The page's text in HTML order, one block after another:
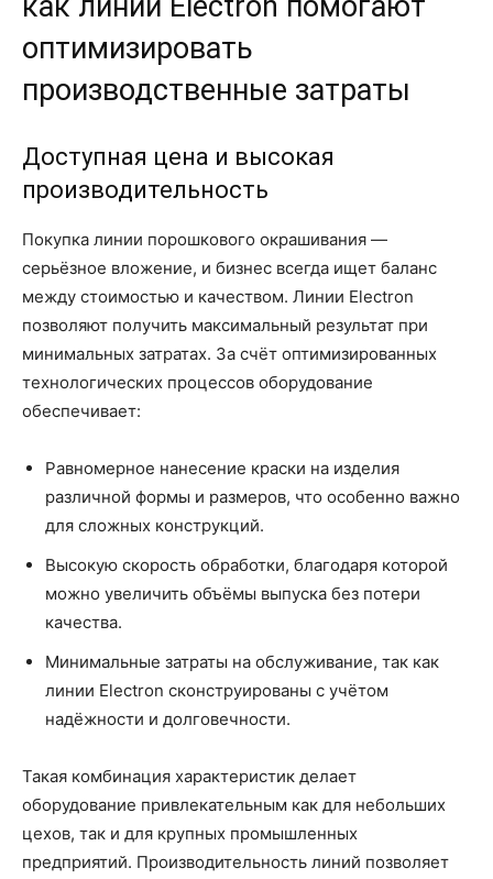
оптимизировать
производственные затраты
Доступная цена и высокая
производительность
Покупка линии порошкового окрашивания —
серьёзное вложение, и бизнес всегда ищет баланс
между стоимостью и качеством. Линии Electron
позволяют получить максимальный результат при
минимальных затратах. За счёт оптимизированных
технологических процессов оборудование
обеспечивает:
Равномерное нанесение краски на изделия
различной формы и размеров, что особенно важно
для сложных конструкций.
Высокую скорость обработки, благодаря которой
можно увеличить объёмы выпуска без потери
качества.
Минимальные затраты на обслуживание, так как
линии Electron сконструированы с учётом
надёжности и долговечности.
Такая комбинация характеристик делает
оборудование привлекательным как для небольших
цехов, так и для крупных промышленных
предприятий. Производительность линий позволяет